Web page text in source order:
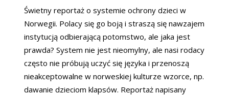
Świetny reportaż o systemie ochrony dzieci w
Norwegii. Polacy się go boją i straszą się nawzajem
instytucją odbierającą potomstwo, ale jaka jest
prawda? System nie jest nieomylny, ale nasi rodacy
często nie próbują uczyć się języka i przenoszą
nieakceptowalne w norweskiej kulturze wzorce, np.
dawanie dzieciom klapsów. Reportaż napisany